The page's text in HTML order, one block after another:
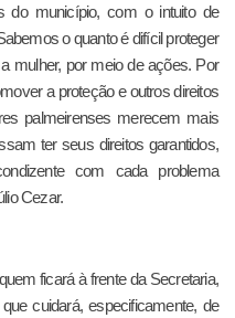
do município, com o intuito de
o quanto é difícil proteger
mulher, por meio de ações. Por
a proteção e outros direitos
palmeirenses merecem mais
ter seus direitos garantidos,
com cada problema
Cezar.
ficará à frente da Secretaria,
cuidará, especificamente, de